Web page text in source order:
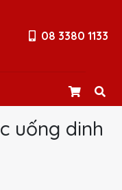
08 3380 1133
uống dinh